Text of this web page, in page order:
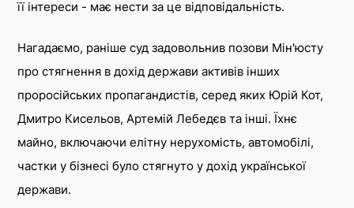
її інтереси - має нести за це відповідальність.
Нагадаємо, раніше суд задовольнив позови Мін'юсту
про стягнення в дохід держави активів інших
проросійських пропагандистів, серед яких Юрій Кот,
Дмитро Кисельов, Артемій Лебедєв та інші. Їхнє
майно, включаючи елітну нерухомість, автомобілі,
частки у бізнесі було стягнуто у дохід української
держави.